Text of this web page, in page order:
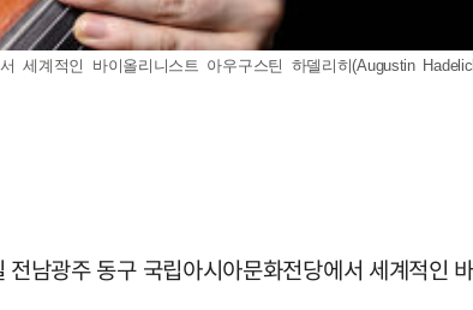
세계적인 바이올리니스트 아우구스틴 하델리히(Augustin
남광주 동구 국립아시아문화전당에서 세계적인